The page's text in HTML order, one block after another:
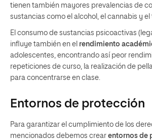
tienen también mayores prevalencias de
sustancias como el alcohol, el cannabis y el
El consumo de sustancias psicoactivas
influye también en el rendimiento
adolescentes, encontrando así peor
repeticiones de curso, la realización de
para concentrarse en clase.
Entornos de protección
Para garantizar el cumplimiento de los
mencionados debemos crear entornos de